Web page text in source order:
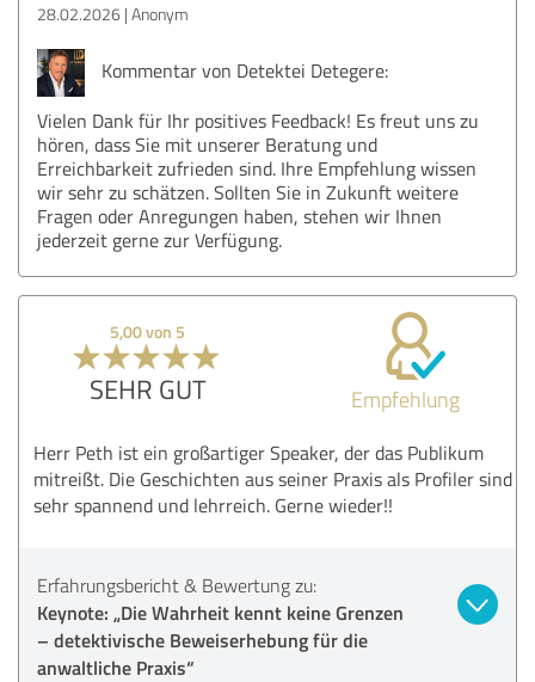
28.02.2026 Anonym
Kommentar von Detektei Detegere:
Vielen Dank für Ihr positives Feedback! Es freut uns zu
hören, dass Sie mit unserer Beratung und
Erreichbarkeit zufrieden sind. Ihre Empfehlung wissen
wir sehr zu schätzen. Sollten Sie in Zukunft weitere
Fragen oder Anregungen haben, stehen wir Ihnen
jederzeit gerne zur Verfügung.
5,00 von 5
SEHR GUT Empfehlung
Herr Peth ist ein großartiger Speaker, der das Publikum
mitreißt. Die Geschichten aus seiner Praxis als Profiler sind
sehr spannend und lehrreich. Gerne wieder!!
Erfahrungsbericht & Bewertung zu:
Keynote: „Die Wahrheit kennt keine Grenzen
– detektivische Beweiserhebung für die
anwaltliche Praxis“